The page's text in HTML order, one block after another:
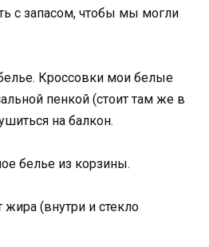
с запасом, чтобы мы могли
Кроссовки мои белые
пенкой (стоит там же в
на балкон.
белье из корзины.
жира (внутри и стекло